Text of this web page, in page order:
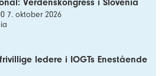
Verdenskongress i Slovenia
7. oktober 2026
ledere i IOGTs Enestående